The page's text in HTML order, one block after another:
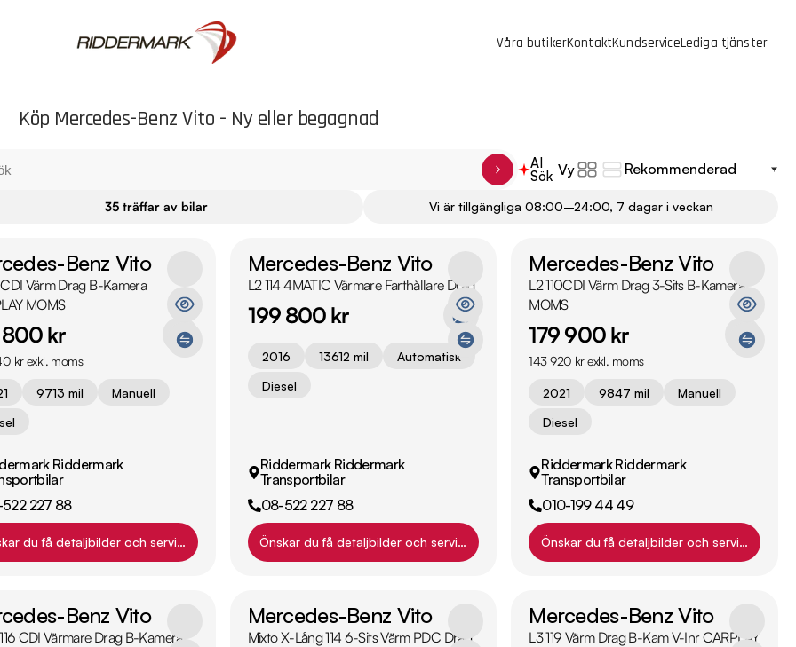
Våra butikerKontaktKundserviceLediga tjänster
Köp Mercedes-Benz Vito - Ny eller begagnad
AI
Sök Vy
35 träffar av bilar Vi är tillgängliga 08:00–24:00, 7 dagar i veckan
Benz Vito
Värm Drag B-Kamera
MOMS
800 kr
kr exkl. moms
9713 mil
Manuell
Riddermark
227 88
du få detaljbilder och servicehistorik?
Mercedes-Benz Vito
L2 114 4MATIC Värmare Farthållare Drag
199 800 kr
2016 13612 mil
Automatisk
Diesel
Riddermark Riddermark
Transportbilar
08-522 227 88
Önskar du få detaljbilder och servicehistorik?
Mercedes-Benz Vito
L2 110CDI Värm Drag 3-Sits B-Kamera
MOMS
179 900 kr
143 920 kr exkl. moms
2021 9847 mil
Manuell
Diesel
Riddermark Riddermark
Transportbilar
010-199 44 49
Önskar du få detaljbilder och
Benz Vito
CDI Värmare Drag B-Kamera
Mercedes-Benz Vito
Mixto X-Lång 114 6-Sits Värm PDC Drag
Mercedes-Benz Vito
L3 119 Värm Drag B-Kam V-Inr CARPLAY